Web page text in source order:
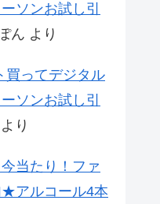
ソンお試し引
ん より
買ってデジタル
ソンお試し引
より
当たり！ファ
★アルコール4本